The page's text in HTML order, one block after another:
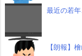
最近の若
【朗報】